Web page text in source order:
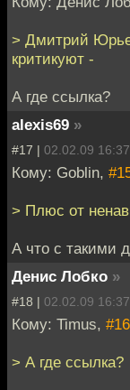
> Дмитрий
критикуют -
А где ссылка?
alexis69 »
#17 | 02.02.09 16:37
Кому: Goblin,
> Плюс от
А что с такими
Денис Лобко »
#18 | 02.02.09 16:37
Кому: Timus, #16
> А где ссылка?